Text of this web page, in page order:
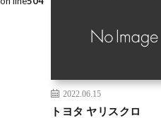
2022.06.15
トヨタ ヤリスクロ